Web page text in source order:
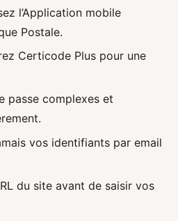
l’Application mobile
Postale.
Certicode Plus pour une
passe complexes et
vos identifiants par email
du site avant de saisir vos